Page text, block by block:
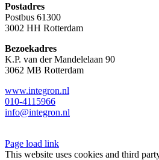
Postadres
Postbus 61300
3002 HH Rotterdam
Bezoekadres
K.P. van der Mandelelaan 90
3062 MB Rotterdam
www.integron.nl
010-4115966
info@integron.nl
Page load link
This website uses cookies and third